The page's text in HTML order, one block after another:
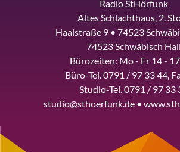
Radio StHörfunk
Altes Schlachthaus, 2.
Haalstraße 9 • 74523
74523 Schwäbisch Hall
Bürozeiten: Mo - Fr 14 -
Büro-Tel. 0791 / 97 33 44,
Studio-Tel. 0791 / 97 33
studio@sthoerfunk.de •